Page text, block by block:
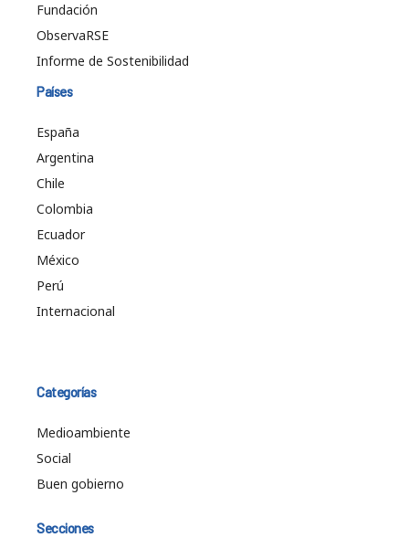
Fundación
ObservaRSE
Informe de Sostenibilidad
Países
España
Argentina
Chile
Colombia
Ecuador
México
Perú
Internacional
Categorías
Medioambiente
Social
Buen gobierno
Secciones